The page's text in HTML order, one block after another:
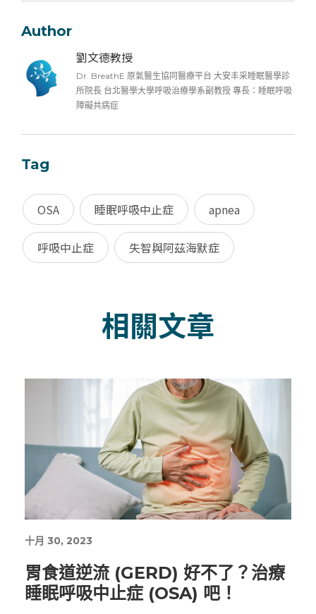
Author
劉文德教授
Dr. BreathE 原氣醫生協同醫療平台 大安丰采睡眠醫學診
所院長 台北醫學大學呼吸治療學系副教授 專長：睡眠呼吸
障礙共病症
Tag
OSA 睡眠呼吸中止症 apnea
呼吸中止症 失智與阿茲海默症
相關文章
十月 30, 2023
胃食道逆流 (GERD) 好不了？治療
睡眠呼吸中止症 (OSA) 吧！